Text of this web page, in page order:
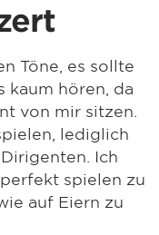
Töne, es sollte
kaum hören, da
von mir sitzen.
lediglich
Ich
spielen zu
auf Eiern zu